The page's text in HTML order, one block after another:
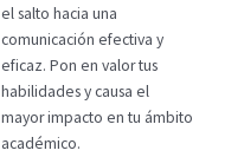
el salto hacia una
comunicación efectiva y
eficaz. Pon en valor tus
habilidades y causa el
mayor impacto en tu ámbito
académico.